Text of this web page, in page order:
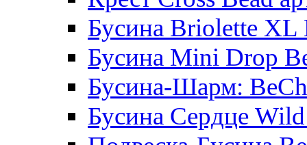
Бусина Briolette XL
Бусина Mini Drop
Бусина-Шарм:
Бусина Сердце